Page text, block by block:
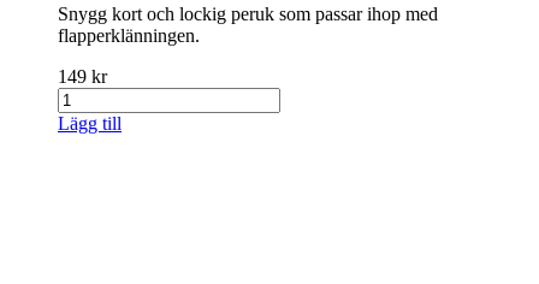
Snygg kort och lockig peruk som passar ihop med
flapperklänningen.
149 kr
Lägg till